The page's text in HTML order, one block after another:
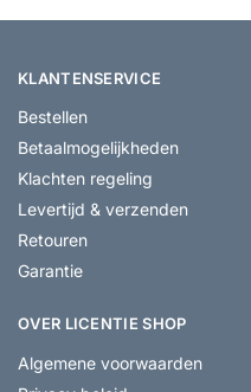
KLANTENSERVICE
Bestellen
Betaalmogelijkheden
Klachten regeling
Levertijd & verzenden
Retouren
Garantie
OVER LICENTIE SHOP
Algemene voorwaarden